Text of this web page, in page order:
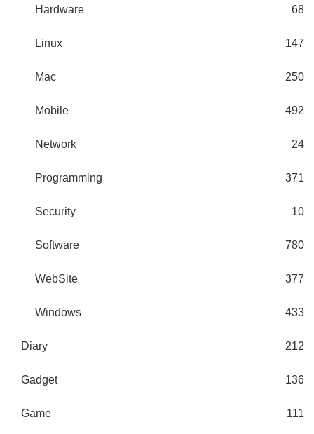
Hardware 68
Linux 147
Mac 250
Mobile 492
Network 24
Programming 371
Security 10
Software 780
WebSite 377
Windows 433
Diary 212
Gadget 136
Game 111